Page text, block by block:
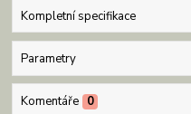
Kompletní specifikace
Parametry
Komentáře 0